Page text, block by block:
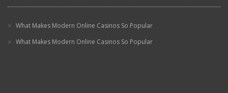
What Makes Modern Online Casinos So Popular
What Makes Modern Online Casinos So Popular